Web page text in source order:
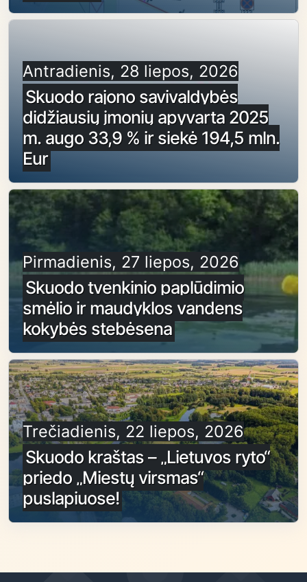
Antradienis, 28 liepos, 2026
Skuodo rajono savivaldybės
didžiausių įmonių apyvarta 2025
m. augo 33,9 % ir siekė 194,5 mln.
Eur
Pirmadienis, 27 liepos, 2026
Skuodo tvenkinio paplūdimio
smėlio ir maudyklos vandens
kokybės stebėsena
Trečiadienis, 22 liepos, 2026
Skuodo kraštas – „Lietuvos ryto“
priedo „Miestų virsmas“
puslapiuose!